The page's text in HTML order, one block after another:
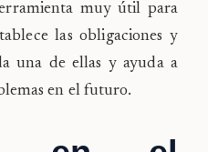
muy útil para
las obligaciones y
una de ellas y ayuda a
en el futuro.